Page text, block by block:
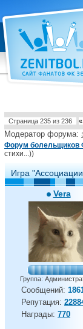
Страница 235 из 236 «
Модератор форума:
Форум болельщиков
стихи...))
Игра
Vera
Группа:
Сообщений:
Репутация:
Награды: 770